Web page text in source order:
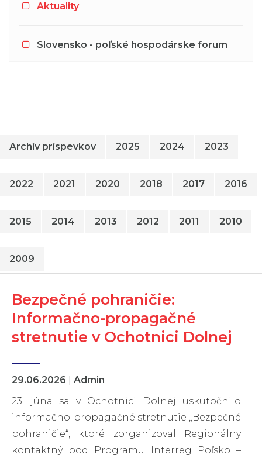
Aktuality
Slovensko - poľské hospodárske forum
Archív príspevkov 2025 2024 2023
2022 2021 2020 2018 2017 2016
2015 2014 2013 2012 2011 2010
2009
Bezpečné pohraničie:
Informačno-propagačné
stretnutie v Ochotnici Dolnej
29.06.2026
Admin
23. júna sa v Ochotnici Dolnej uskutočnilo
informačno-propagačné stretnutie „Bezpečné
pohraničie“, ktoré zorganizoval Regionálny
kontaktný bod Programu Interreg Poľsko –